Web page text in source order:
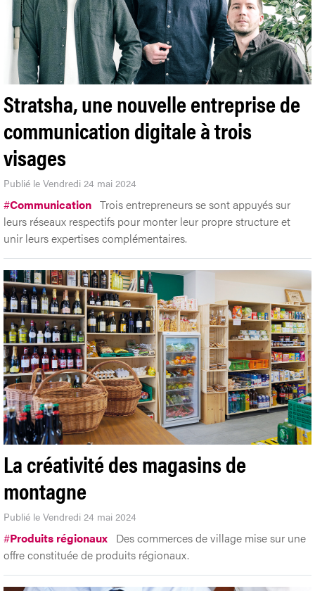
Stratsha, une nouvelle entreprise de
communication digitale à trois
visages
Publié le Vendredi 24 mai 2024
#Communication Trois entrepreneurs se sont appuyés sur
leurs réseaux respectifs pour monter leur propre structure et
unir leurs expertises complémentaires.
La créativité des magasins de
montagne
Publié le Vendredi 24 mai 2024
#Produits régionaux Des commerces de village mise sur une
offre constituée de produits régionaux.